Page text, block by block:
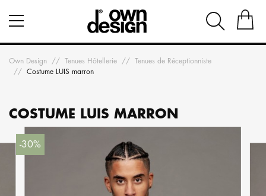
Own Design Tenues Hôtellerie
Tenues de Réceptionniste
Costume LUIS marron
COSTUME LUIS MARRON
-30%